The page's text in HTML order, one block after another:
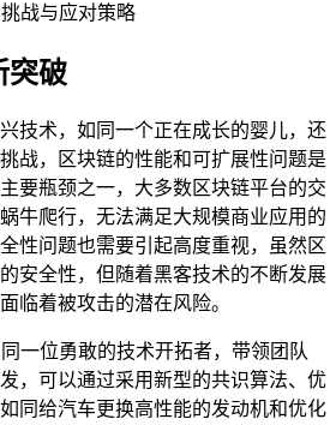
战与应对策略
突破
技术，如同一个正在成长的婴儿，还
战，区块链的性能和可扩展性问题是
要瓶颈之一，大多数区块链平台的交
牛爬行，无法满足大规模商业应用的
性问题也需要引起高度重视，虽然区
安全性，但随着黑客技术的不断发展
临着被攻击的潜在风险。
一位勇敢的技术开拓者，带领团队
，可以通过采用新型的共识算法、优
同给汽车更换高性能的发动机和优化